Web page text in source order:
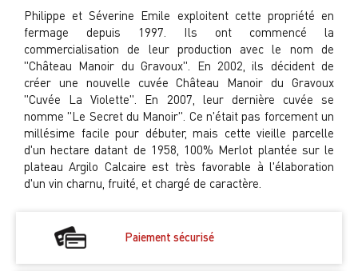
Philippe et Séverine Emile exploitent cette propriété en
fermage depuis 1997. Ils ont commencé la
commercialisation de leur production avec le nom de
"Château Manoir du Gravoux". En 2002, ils décident de
créer une nouvelle cuvée Château Manoir du Gravoux
"Cuvée La Violette". En 2007, leur dernière cuvée se
nomme "Le Secret du Manoir". Ce n'était pas forcement un
millésime facile pour débuter, mais cette vieille parcelle
d'un hectare datant de 1958, 100% Merlot plantée sur le
plateau Argilo Calcaire est très favorable à l'élaboration
d'un vin charnu, fruité, et chargé de caractère.
Paiement sécurisé